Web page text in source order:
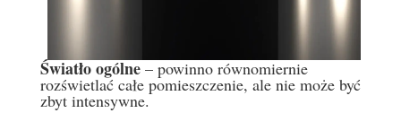
Światło ogólne– powinno równomiernie
rozświetlać całe pomieszczenie, ale nie może być
zbyt intensywne.